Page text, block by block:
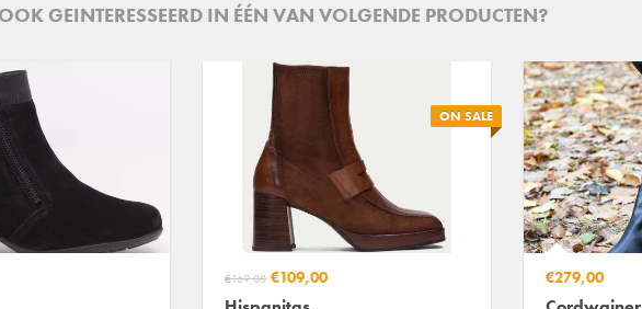
GEINTERESSEERD IN ÉÉN VAN VOLGENDE PRODUCTEN?
ON SALE
€169,00 €109,00 €279,00